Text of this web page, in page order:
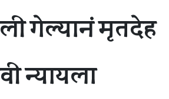
गेल्यानं मृतदेह
न्यायला